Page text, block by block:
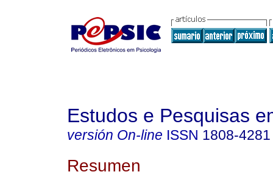
Estudos e Pesquisas
versión On-line ISSN 1808-4281
Resumen